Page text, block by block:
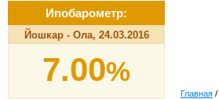
Ипобарометр:
Йошкар - Ола, 24.03.2016
7.00%
Главная /